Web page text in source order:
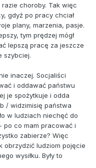
choroby. Tak więc
gdyż po pracy chciał
plany, marzenia, pasje.
tym prędzej mógł
lepszą pracę za jeszcze
szybciej.
inaczej. Socjaliści
i oddawać państwu
je spożytkuje i odda
/ widzimisię państwa
w ludziach niechęć do
po co mam pracować i
zabierze? Więc
obrzydzić ludziom pojęcie
wysiłku. Były to